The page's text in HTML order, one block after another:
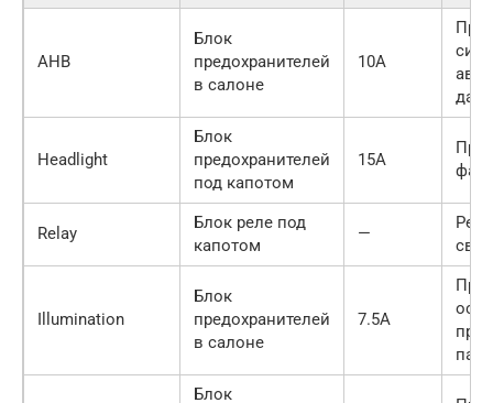
AHB
Блок
предохранителей
в салоне
10A
Headlight
Блок
предохранителей
под капотом
15A
фар
Relay
Блок реле под
капотом
—
Illumination
Блок
предохранителей
в салоне
7.5A
Блок